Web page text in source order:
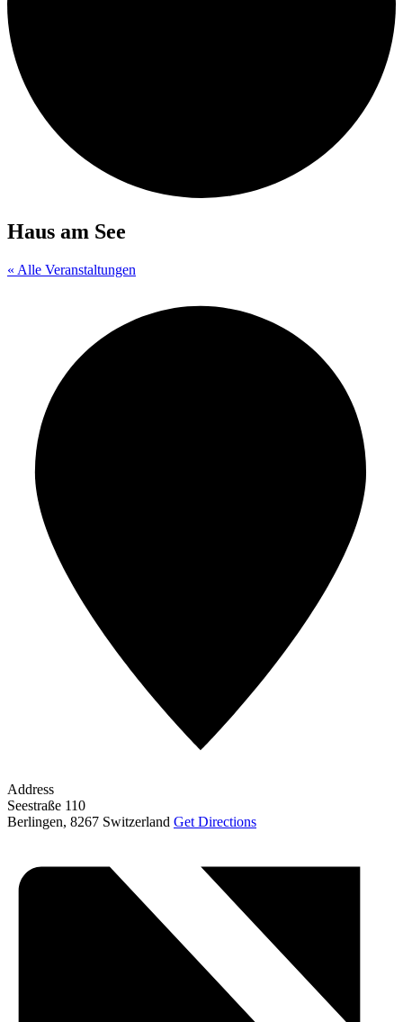
Haus am See
« Alle Veranstaltungen
Address
Seestraße 110
Berlingen, 8267 Switzerland Get Directions